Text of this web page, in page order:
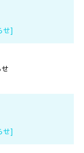
せ]
せ]